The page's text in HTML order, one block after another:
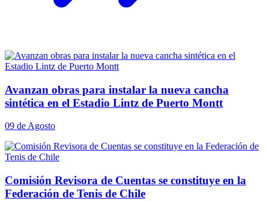
Avanzan obras para instalar la nueva cancha
sintética en el Estadio Lintz de Puerto Montt
09 de Agosto
Comisión Revisora de Cuentas se constituye en la
Federación de Tenis de Chile